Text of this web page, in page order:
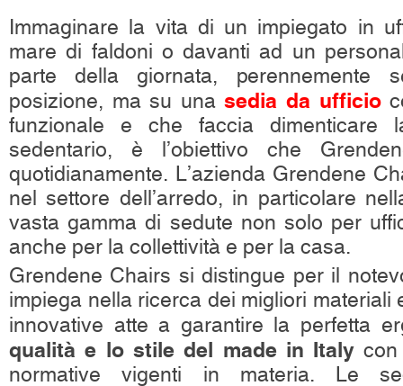
Immaginare la vita di un impiegato in
mare di faldoni o davanti ad un
parte della giornata, perennemente
posizione, ma su unasedia da ufficio
funzionale e che faccia dimenticare
sedentario, è l’obiettivo che
quotidianamente. L’azienda Grendene
nel settore dell’arredo, in particolare
vasta gamma di sedute non solo per
anche per la collettività e per la casa.
Grendene Chairs si distingue per il
impiega nella ricerca dei migliori materiali
innovative atte a garantire la perfetta
qualità e lo stile del made in Italy
normative vigenti in materia. Le